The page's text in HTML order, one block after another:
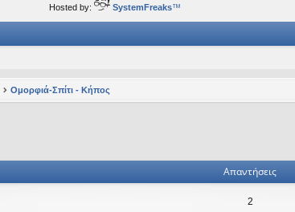
Hosted by: SystemFreaks™
Ομορφιά-Σπίτι - Κήπος
Απαντήσεις
2